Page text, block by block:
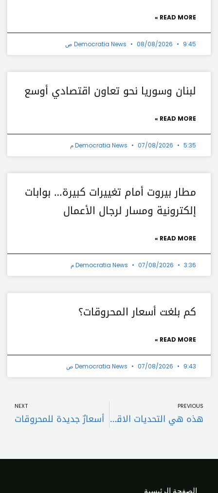
READ MORE »
Democratia News 08/08/2026 9:45 ص
لبنان وسوريا نحو تعاون اقتصادي أوسع
READ MORE »
Democratia News 07/08/2026 5:35 م
مطار بيروت أمام تغييرات كبيرة… بوابات
إلكترونية ومسار لرجال الأعمال
READ MORE »
Democratia News 07/08/2026 3:36 م
كم بلغت أسعار المحروقات؟
READ MORE »
Democratia News 07/08/2026 9:43 ص
PREVIOUS
هذه هي التحديات الاقتصادية أمام العهد الجديد
NEXT
أسعارٌ جديدة للمحروقات
الصفحة الرئيسية